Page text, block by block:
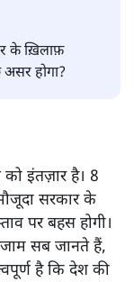
के ख़िलाफ़
असर होगा?
इंतज़ार है। 8
सरकार के
पर बहस होगी।
सब जानते हैं,
है कि देश की